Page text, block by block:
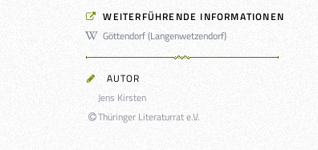
WEITERFÜHRENDE INFORMATIONEN
Göttendorf (Langenwetzendorf)
AUTOR
Jens Kirsten
Thüringer Literaturrat e.V.